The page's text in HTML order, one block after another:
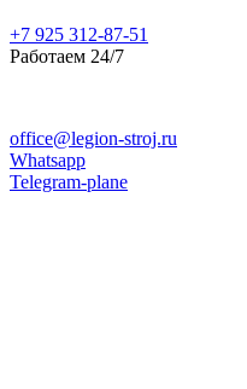
+7 925 312-87-51
Работаем 24/7
office@legion-stroj.ru
Whatsapp
Telegram-plane